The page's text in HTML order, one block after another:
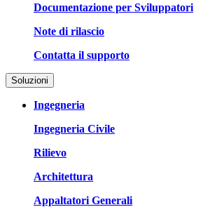
Documentazione per Sviluppatori
Note di rilascio
Contatta il supporto
Soluzioni
Ingegneria
Ingegneria Civile
Rilievo
Architettura
Appaltatori Generali